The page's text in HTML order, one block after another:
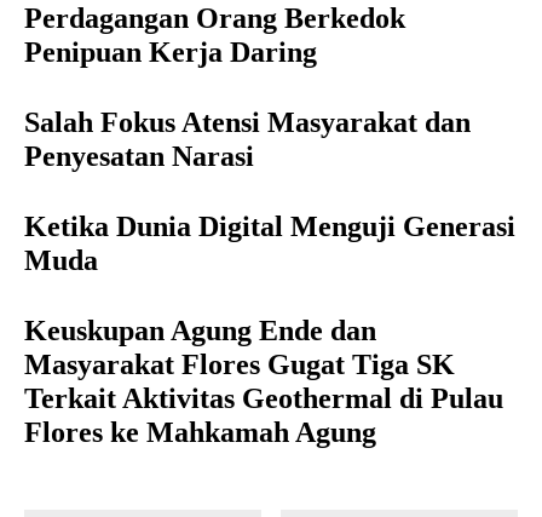
Perdagangan Orang Berkedok
Penipuan Kerja Daring
Salah Fokus Atensi Masyarakat dan
Penyesatan Narasi
Ketika Dunia Digital Menguji Generasi
Muda
Keuskupan Agung Ende dan
Masyarakat Flores Gugat Tiga SK
Terkait Aktivitas Geothermal di Pulau
Flores ke Mahkamah Agung